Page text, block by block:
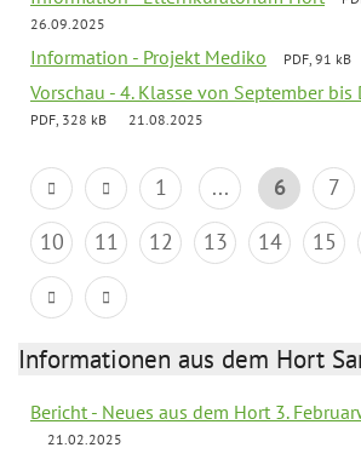
26.09.2025
Information - Projekt Mediko PDF, 91 kB
Vorschau - 4. Klasse von September bis
PDF, 328 kB 21.08.2025
1 ... 6 7
10
11 12 13 14 15
Informationen aus dem Hort
Bericht - Neues aus dem Hort 3.
21.02.2025